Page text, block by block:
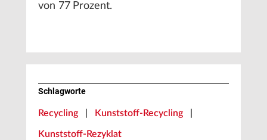
von 77 Prozent.
Schlagworte
Recycling Kunststoff-Recycling
Kunststoff-Rezyklat